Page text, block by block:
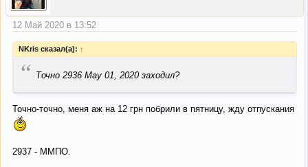
12 Май 2020 в 13:52
NKris сказал(а): ↑
“ Точно 2936 May 01, 2020 заходил?
Точно-точно, меня аж на 12 грн побрили в пятницу, жду отпускания
2937 - ММПО.